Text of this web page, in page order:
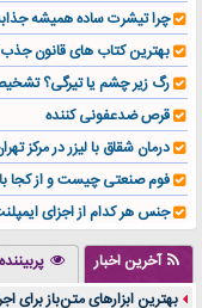
چرا تیشرت ساده همیشه
بهترین کتاب های قانون جذب
رگ زیر چشم یا تیرگی؟
قرص ضدعفونی کننده
درمان شقاق با لیزر در مرکز
فوم صنعتی چیست و از کجا
جنس هر کدام از اجزای
تولید لیوان کاغذی یک کسب‌ و
درد زانو بعد از تمرین با
آخرین اخبار
بهترین ابزارهای متن‌باز